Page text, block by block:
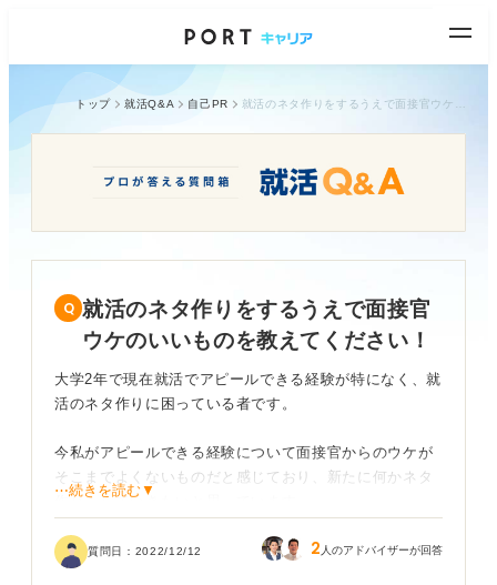
トップ 就活Q&A 自己PR
就活のネタ作りをするうえで面接官
ウケのいいものを教えてください！
大学2年で現在就活でアピールできる経験が特になく、就
活のネタ作りに困っている者です。
今私がアピールできる経験について面接官からのウケが
そこまでよくないものだと感じており、新たに何かネタ
作りをしていきたいと思っています。
具体的に過去の経験をお伝えすると、高校までは帰宅部
⋯続きを読む▼
質問日： 2022/12/12 2 人のアドバイザーが回答